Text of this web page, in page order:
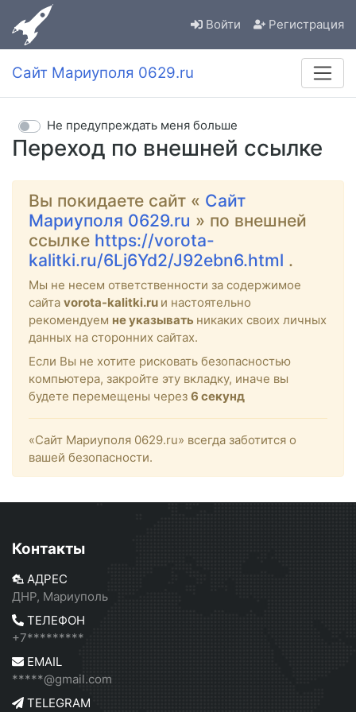
Войти Регистрация
Сайт Мариуполя 0629.ru
Переход по внешней ссылке
Не предупреждать меня больше
Вы покидаете сайт « Сайт
Мариуполя 0629.ru » по внешней
ссылке https://vorota-
kalitki.ru/6Lj6Yd2/J92ebn6.html .
Мы не несем ответственности за содержимое
сайта vorota-kalitki.ru и настоятельно
рекомендуем не указывать никаких своих личных
данных на сторонних сайтах.
Если Вы не хотите рисковать безопасностью
компьютера, закройте эту вкладку, иначе вы
будете перемещены через 6 секунд
«Сайт Мариуполя 0629.ru» всегда заботится о
вашей безопасности.
Контакты
АДРЕС
ДНР, Мариуполь
ТЕЛЕФОН
+7*********
EMAIL
*****@gmail.com
TELEGRAM